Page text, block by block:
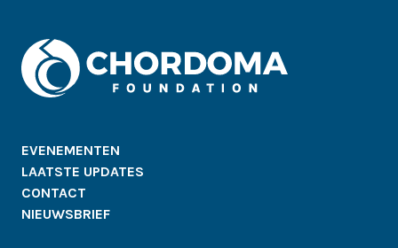
EVENEMENTEN
LAATSTE UPDATES
CONTACT
NIEUWSBRIEF